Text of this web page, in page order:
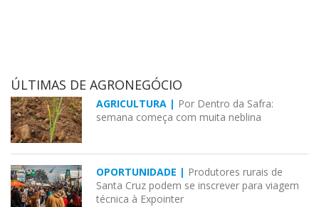
ÚLTIMAS DE AGRONEGÓCIO
AGRICULTURA | Por Dentro da Safra:
semana começa com muita neblina
OPORTUNIDADE | Produtores rurais de
Santa Cruz podem se inscrever para viagem
técnica à Expointer